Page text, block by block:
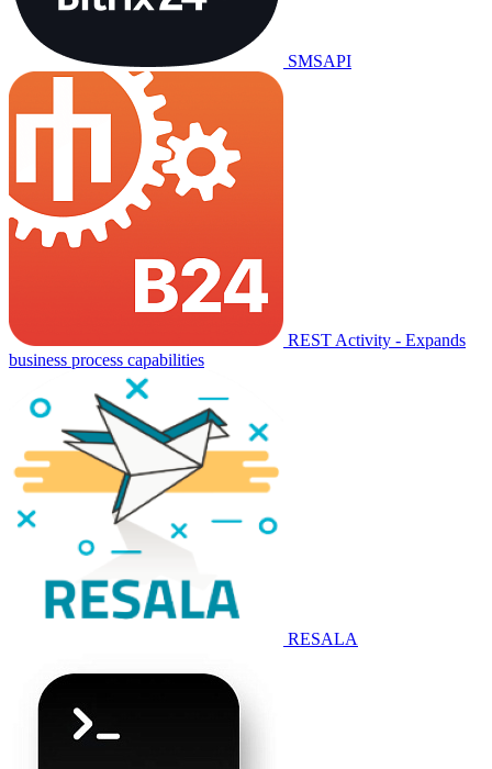
SMSAPI
REST Activity - Expands
business process capabilities
RESALA